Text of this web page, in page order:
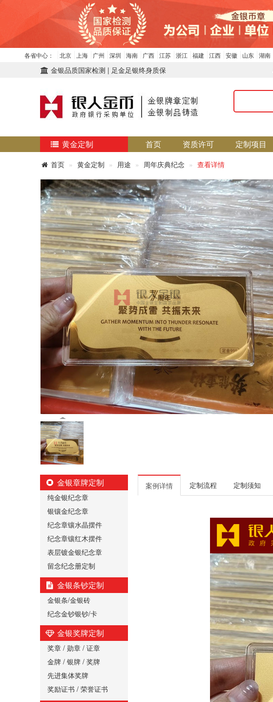
各省中心： 北京 上海 广州 深圳 海南 广西 江苏 浙江 福建 江西 安徽 山东 湖南
金银品质国家检测 | 足金足银终身质保
黄金定制 首页 资质许可 定制项目
首页 黄金定制 用途 周年庆典纪念 查看详情
金银章牌定制
纯金银纪念章
银镶金纪念章
纪念章镶水晶摆件
纪念章镶红木摆件
表层镀金银纪念章
留念纪念册定制
金银条钞定制
金银条/金银砖
纪念金钞银钞/卡
金银奖牌定制
奖章 / 勋章 / 证章
金牌 / 银牌 / 奖牌
先进集体奖牌
奖励证书 / 荣誉证书
案例详情 定制流程 定制须知